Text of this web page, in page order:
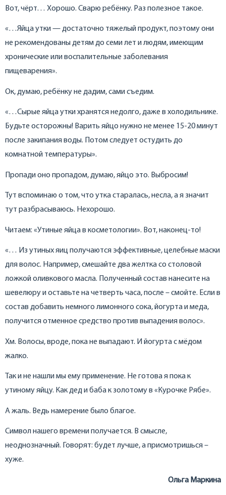
Вот, чёрт… Хорошо. Сварю ребёнку. Раз полезное такое.
«…Яйца утки — достаточно тяжелый продукт, поэтому они
не рекомендованы детям до семи лет и людям, имеющим
хронические или воспалительные заболевания
пищеварения».
Ок, думаю, ребёнку не дадим, сами съедим.
«…Сырые яйца утки хранятся недолго, даже в холодильнике.
Будьте осторожны! Варить яйцо нужно не менее 15-20 минут
после закипания воды. Потом следует остудить до
комнатной температуры».
Пропади оно пропадом, думаю, яйцо это. Выбросим!
Тут вспоминаю о том, что утка старалась, несла, а я значит
тут разбрасываюсь. Нехорошо.
Читаем: «Утиные яйца в косметологии». Вот, наконец-то!
«… Из утиных яиц получаются эффективные, целебные маски
для волос. Например, смешайте два желтка со столовой
ложкой оливкового масла. Полученный состав нанесите на
шевелюру и оставьте на четверть часа, после – смойте. Если в
состав добавить немного лимонного сока, йогурта и меда,
получится отменное средство против выпадения волос».
Хм. Волосы, вроде, пока не выпадают. И йогурта с мёдом
жалко.
Так и не нашли мы ему применение. Не готова я пока к
утиному яйцу. Как дед и баба к золотому в «Курочке Рябе».
А жаль. Ведь намерение было благое.
Символ нашего времени получается. В смысле,
неоднозначный. Говорят: будет лучше, а присмотришься –
хуже.
Ольга Маркина